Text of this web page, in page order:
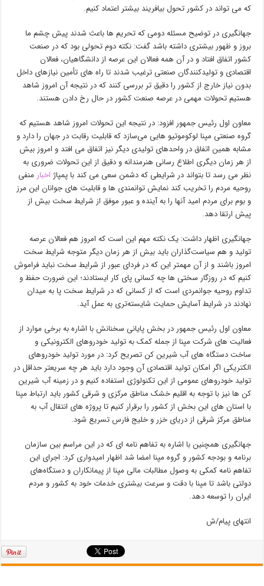
که می تواند در کشور تحول بیافریند بیشتر اعتماد کنیم.
‌جهانگیری در توضیح مسئله دومی که تحریم ها باعث شدند پیش چشم ما
بروز و ظهور بیشتری داشته باشد گفت: نکته دوم تحولی بود که در صنعت
کشور اتفاق افتاد و در آن همه فعالان این عرصه از دانشگاهیان، فعالان
اقتصادی و تولیدکنندگان صنعتی ترغیب شدند تا راه های تأمین نیازهای داخل
بدون نیاز خارج از کشور را دقیق تر بررسی کنند که در نتیجه آن امروز شاهد
هستیم تحولات مهمی در عرصه صنعت کشور در حال رخ دادن هستند.
معاون اول رئیس جمهور افزود: در نتیجه این تحولات امروز شاهد هستیم که
گروه صنعتی مپنا لوکوموتیو هایی می‌سازد که قابلیت رقابت در جهان را دارد و
مشابه همین اتفاق در واحدهای تولیدی دیگر نیز اتفاق می افتد و امروز بیش
از هر زمان دیگری اطلاع رسانی هنرمندانه و دقیق از این تحولات ضروری به
نظر می رسد تا بتواند در شرایطی که دشمن سعی می کند با پمپاژ اخبار منفی
روحیه مردم را تخریب کند نمایش توانمندی ها و قابلیت های جوانان این مرز
و بوم برای مردم امید آنها را به آینده و عبور موفق از شرایط سخت بیش از
پیش ارتقا دهد.
جهانگیری اظهار داشت: یک نکته مهم این است که امروز هم فعالان عرصه
تولید و هم سیاست‌گذاران باید بیش از هر زمان دیگر متوجه شرایط سخت
امروز باشند و از آن مهمتر این که در فردای عبور از شرایط سخت نباید فراموش
کنیم که در روزگار سختی ها چه کسانی پای کار ایستادند؛ این ضرورت حفظ و
تداوم روحیه جوانمردی است که از کسانی که در شرایط سخت پا به میدان
نهادند در شرایط آسایش حمایت شایسته‌تری به عمل آید.
معاون اول رئیس جمهور در بخش پایانی سخنانش با اشاره به برخی موارد از
فعالیت های شرکت مپنا از جمله کمک به تولید خودروهای الکترونیکی و
ساخت دستگاه های آب شیرین کن تصریح کرد: در مورد تولید خودروهای
الکتریکی اگر امکان تولید اقتصادی آن وجود دارد باید هر چه سریعتر حداقل در
تولید خودروهای عمومی از این تکنولوژی استفاده کنیم و در زمینه آب شیرین
کن ها نیز با توجه به اقلیم خشک مناطق مرکزی و شرقی کشور باید ارتباط مپنا
با استان های این بخش از کشور را برقرار کنیم تا پروژه های انتقال آب به
مناطق مرکز شرقی از دریای خزر و خلیج فارس تسریع شود.
‌جهانگیری همچنین با اشاره به تفاهم نامه ای که در این مراسم بین سازمان
برنامه و بودجه کشور و گروه مپنا امضا شد اظهار امیدواری کرد: اجرای این
تفاهم نامه کمکی به وصول مطالبات مالی مپنا از پیمانکاران و دستگاه‌های
دولتی باشد تا مپنا با دقت و سرعت بیشتری خدمات خود به کشور و مردم
ایران را توسعه دهد.
انتهای پیام/ش